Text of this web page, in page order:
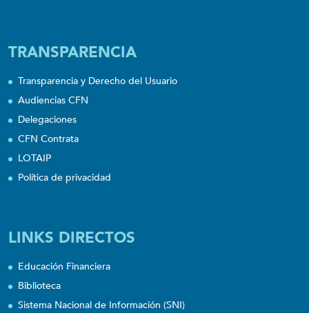
TRANSPARENCIA
Transparencia y Derecho del Usuario
Audiencias CFN
Delegaciones
CFN Contrata
LOTAIP
Política de privacidad
LINKS DIRECTOS
Educación Financiera
Biblioteca
Sistema Nacional de Información (SNI)